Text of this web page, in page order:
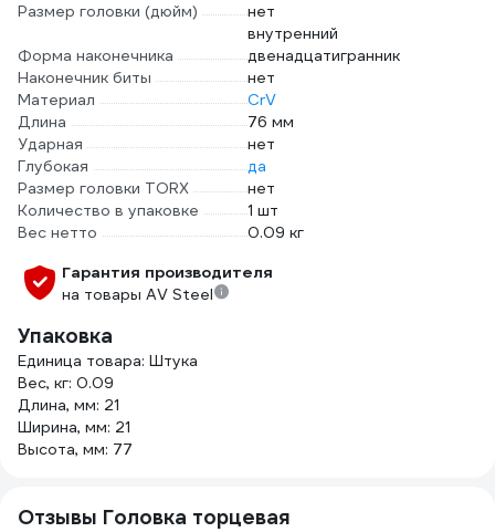
Размер головки (дюйм)
нет
Форма наконечника
внутренний
двенадцатигранник
Наконечник биты
нет
Материал
CrV
Длина
76 мм
Ударная
нет
Глубокая
да
Размер головки TORX
нет
Количество в упаковке
1 шт
Вес нетто
0.09 кг
Гарантия производителя
на товары AV Steel
Упаковка
Единица товара: Штука
Вес, кг: 0.09
Длина, мм: 21
Ширина, мм: 21
Высота, мм: 77
Отзывы Головка торцевая